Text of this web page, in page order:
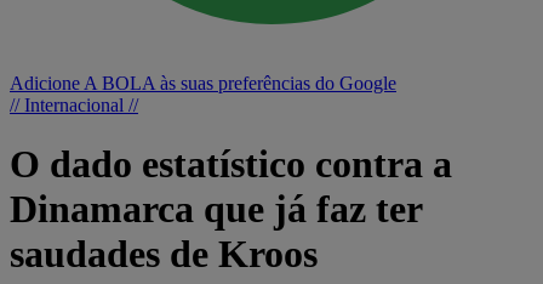
Adicione A BOLA às suas preferências do Google
// Internacional //
O dado estatístico contra a
Dinamarca que já faz ter
saudades de Kroos